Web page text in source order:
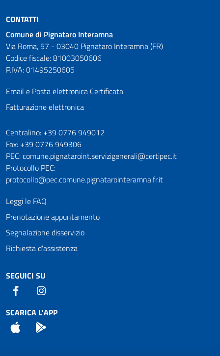
CONTATTI
Comune di Pignataro Interamna
Via Roma, 57 - 03040 Pignataro Interamna (FR)
Codice fiscale: 81003050606
P.IVA: 01495250605
Email e Posta elettronica Certificata
Fatturazione elettronica
Numeri utili
Centralino: +39 0776 949012
Fax: +39 0776 949306
PEC: comune.pignataroint.servizigenerali@certipec.it
Protocollo PEC:
protocollo@pec.comune.pignatarointeramna.fr.it
Leggi le FAQ
Prenotazione appuntamento
Segnalazione disservizio
Richiesta d'assistenza
SEGUICI SU
Facebook
SCARICA L'APP
App Store